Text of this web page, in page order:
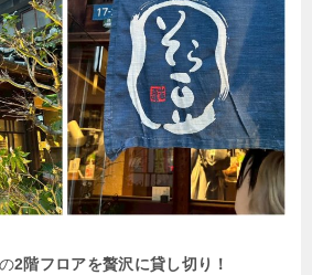
2階フロアを贅沢に貸し切り！